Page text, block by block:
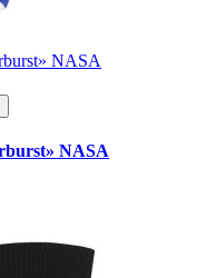
NASA